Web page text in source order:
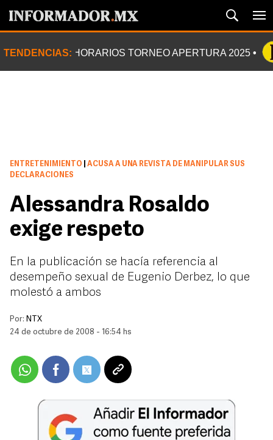
TENDENCIAS: HORARIOS TORNEO APERTURA 2025
ENTRETENIMIENTO
ACUSA A UNA REVISTA DE MANIPULAR SUS
DECLARACIONES
Alessandra Rosaldo
exige respeto
En la publicación se hacía referencia al
desempeño sexual de Eugenio Derbez, lo que
molestó a ambos
Por: NTX
24 de octubre de 2008 - 16:54 hs